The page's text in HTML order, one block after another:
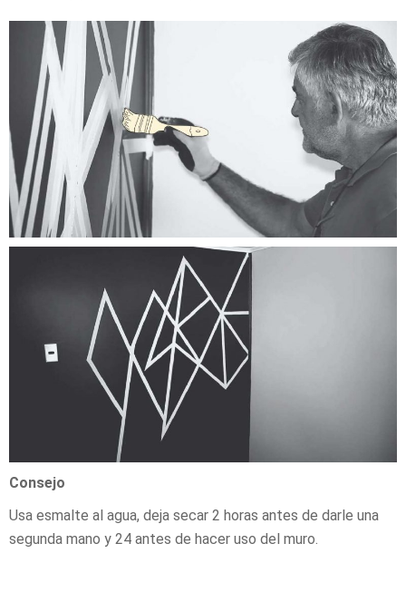
Consejo
Usa esmalte al agua, deja secar 2 horas antes de darle una
segunda mano y 24 antes de hacer uso del muro.